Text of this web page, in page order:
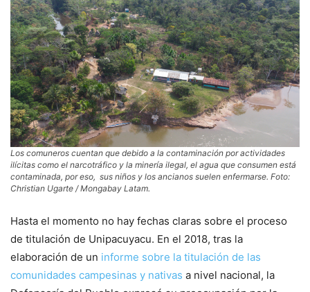
Los comuneros cuentan que debido a la contaminación por actividades
ilícitas como el narcotráfico y la minería ilegal, el agua que consumen está
contaminada, por eso, sus niños y los ancianos suelen enfermarse. Foto:
Christian Ugarte / Mongabay Latam.
Hasta el momento no hay fechas claras sobre el proceso
de titulación de Unipacuyacu. En el 2018, tras la
elaboración de un informe sobre la titulación de las
comunidades campesinas y nativas a nivel nacional, la